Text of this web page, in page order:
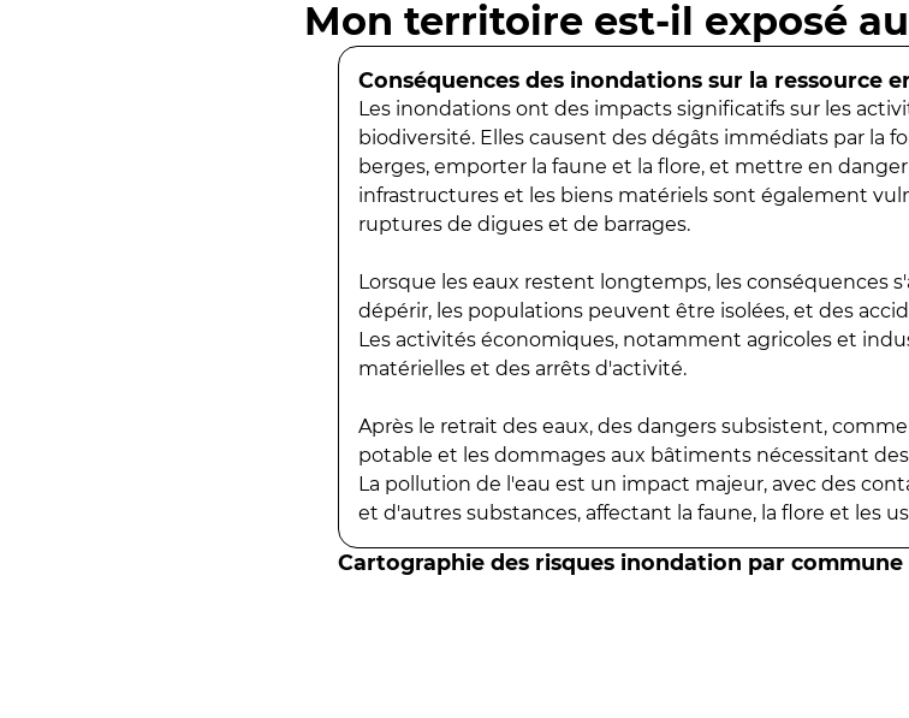
Mon territoire est-il exposé
Conséquences des inondations sur la ressource
Les inondations ont des impacts significatifs sur les
biodiversité. Elles causent des dégâts immédiats par la
berges, emporter la faune et la flore, et mettre en
infrastructures et les biens matériels sont également
ruptures de digues et de barrages.
Lorsque les eaux restent longtemps, les conséquences
dépérir, les populations peuvent être isolées, et des
Les activités économiques, notamment agricoles et
matérielles et des arrêts d'activité.
Après le retrait des eaux, des dangers subsistent,
potable et les dommages aux bâtiments nécessitant
La pollution de l'eau est un impact majeur, avec des
et d'autres substances, affectant la faune, la flore et les
Cartographie des risques inondation par commune